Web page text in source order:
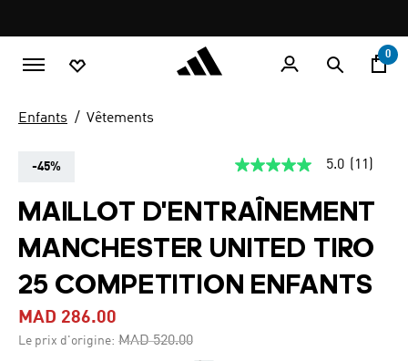
promotion
rotation
0
Enfants Vêtements
-45%
5.0
sur
5,
de
la
note
moyenne.
5.0 (11)
MAILLOT D'ENTRAÎNEMENT
MANCHESTER UNITED TIRO
25 COMPETITION ENFANTS
MAD 286.00
Le prix d'origine: Price reduced from
MAD 520.00to